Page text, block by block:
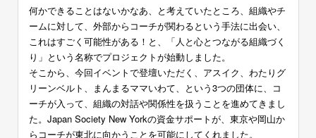
何かできることはないかなあ、と考えていたところ、組織やチ
ームに対して、外部からコーチが関わるという手法に出会い、
これはすごく可能性がある！と、「人と心とつながる組織づく
り」という名称でプロジェクトが始動しました。
そこから、今回イベントで登壇いただく、アスイク、わたりグ
リーンベルト、まんまるママいわて、という3つの団体に、コ
ーチが入って、組織の対話や関係性を扱うことを進めてきまし
た。Japan Society New Yorkの資金サポートが、東京や岡山か
らコーチが東北に向かうことを可能にしてくれました。